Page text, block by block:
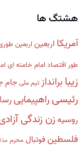
هشتگ ها
آمریکا اربعیناربعین
طوراقتصادامام خامنه ای
زیبا براندازتیم ملیجام
رئیسی راهپیمایی
روسیهزن زندگی
فلسطین فوتبال محرم